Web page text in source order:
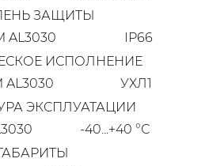
ЗАЩИТЫ
AL3030
IP66
ИСПОЛНЕНИЕ
AL3030
УХЛ1
ЭКСПЛУАТАЦИИ
-40...+40 °С